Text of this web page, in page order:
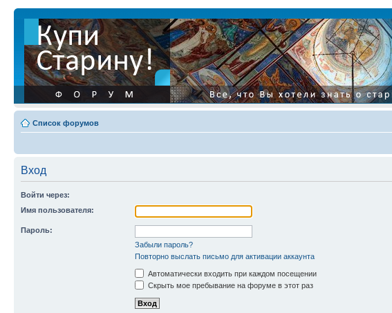
Список форумов
Вход
Войти через:
Имя пользователя:
Пароль:
Забыли пароль?
Повторно выслать письмо для активации аккаунта
Автоматически входить при каждом посещении
Скрыть мое пребывание на форуме в этот раз